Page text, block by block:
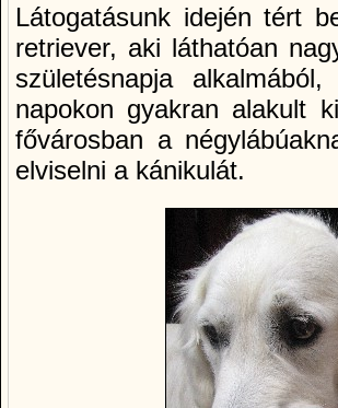
Látogatásunk idején tért
retriever, aki láthatóan
születésnapja
napokon gyakran alakult
fővárosban a
elviselni a kánikulát.